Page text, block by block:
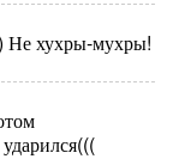
Не хухры-мухры!